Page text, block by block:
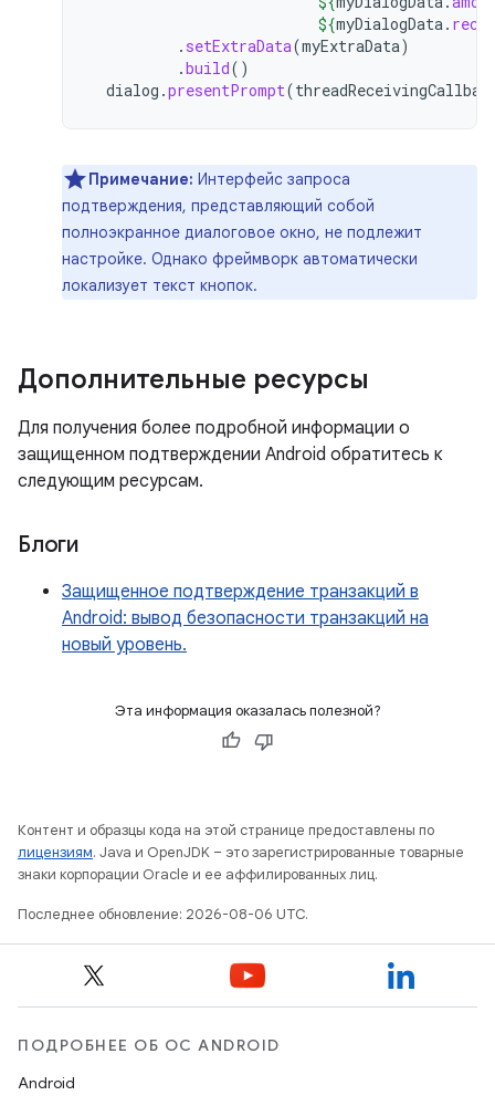
${myDialogData.
. setExtraData(myExtraData)
.build()
dialog .presentPrompt(
Примечание: Интерфейс запроса
подтверждения, представляющий собой
полноэкранное диалоговое окно, не подлежит
настройке. Однако фреймворк автоматически
локализует текст кнопок.
Дополнительные ресурсы
Для получения более подробной информации о
защищенном подтверждении Android обратитесь к
следующим ресурсам.
Блоги
Защищенное подтверждение транзакций в
Android: вывод безопасности транзакций на
новый уровень.
Эта информация оказалась полезной?
Контент и образцы кода на этой странице предоставлены по
лицензиям. Java и OpenJDK – это зарегистрированные товарные
знаки корпорации Oracle и ее аффилированных лиц.
Последнее обновление: 2026-08-06 UTC.
ПОДРОБНЕЕ ОБ ОС ANDROID
Android